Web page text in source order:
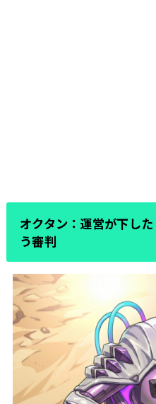
オクタン：運営が下し
う審判